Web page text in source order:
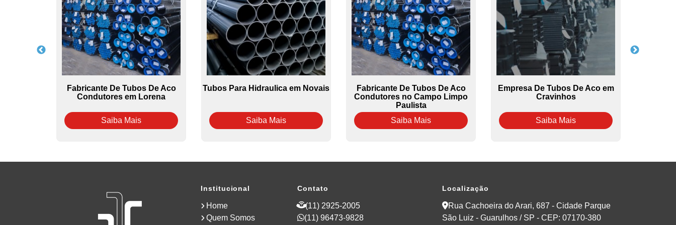
Fabricante De Tubos De Aco
Condutores em Lorena
Saiba Mais
Tubos Para Hidraulica em Novais
Saiba Mais
Fabricante De Tubos De Aco
Condutores no Campo Limpo
Paulista
Saiba Mais
Empresa De Tubos De Aco em
Cravinhos
Saiba Mais
Institucional
Home
Quem Somos
Contato
(11) 2925-2005
(11) 96473-9828
Localização
Rua Cachoeira do Arari, 687 - Cidade Parque
São Luiz - Guarulhos / SP - CEP: 07170-380